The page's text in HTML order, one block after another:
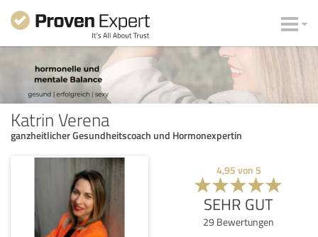
Katrin Verena
ganzheitlicher Gesundheitscoach und Hormonexpertin
4,95 von 5
SEHR GUT
29 Bewertungen